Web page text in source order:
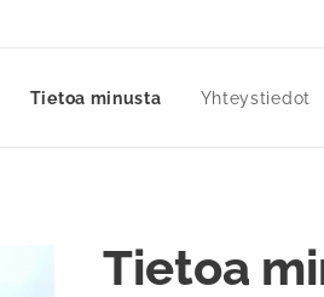
Tietoa minusta Yhteystiedot
Tietoa